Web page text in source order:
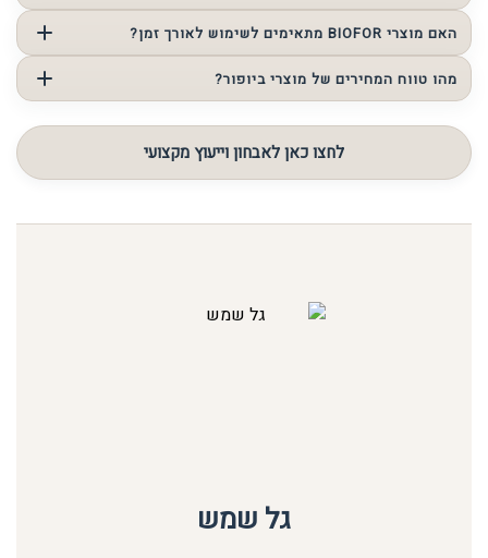
אבחון מקצועי והתאמה אישית.
כן. בעת הרכישה בקליניקה של גל שמש ניתנת הדרכה מקצועית
הכוללת הסבר על סדר השימוש.
האם מוצרי BIOFOR מתאימים לשימוש לאורך זמן?
כן. ניתן לשלב את המוצרים כחלק משגרת טיפוח מתמשכת
בהתאם למצב העור.
מהו טווח המחירים של מוצרי ביופור?
טווח המחירים של מוצרי ביופור נע בין 153 – 408 ש"ח, כאשר
המחיר משתנה בהתאם לסוג המוצר, הריכוז וההתאמה הטיפולית.
לחצו כאן לאבחון וייעוץ מקצועי
גל שמש